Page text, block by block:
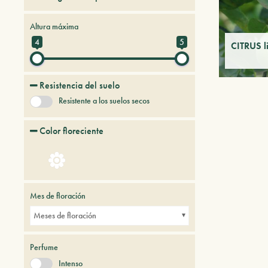
CITRUS
Altura máxima
4
5
Resistencia del suelo
Resistente a los suelos secos
Color floreciente
Mes de floración
Meses de floración
Perfume
Intenso